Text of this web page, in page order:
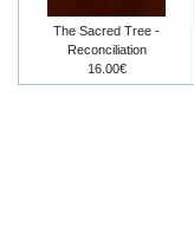
The Sacred Tree -
Reconciliation
16.00€